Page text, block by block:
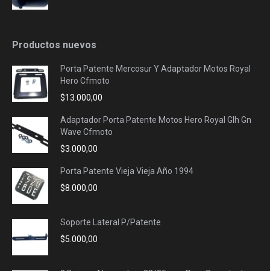
Productos nuevos
Porta Patente Mercosur Y Adaptador Motos Royal
Hero Cfmoto
$13.000,00
Adaptador Porta Patente Motos Hero Royal Glh Gn
Wave Cfmoto
$3.000,00
Porta Patente Vieja Vieja Año 1994
$8.000,00
Soporte Lateral P/Patente
$5.000,00